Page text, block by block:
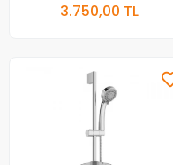
3.750,00 TL